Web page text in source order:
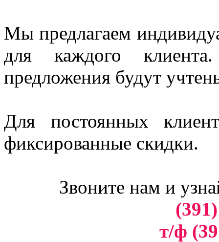
Мы предлагаем
для каждого
предложения будут
Для постоянных
фиксированные скидки.
Звоните нам и
т/ф